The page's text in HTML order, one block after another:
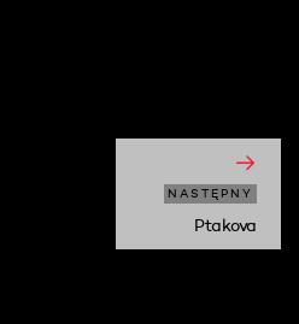
NASTĘPNY
Ptakova